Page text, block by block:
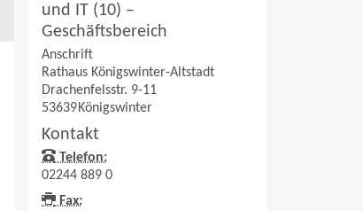
und IT (10) –
Geschäftsbereich
Anschrift
Rathaus Königswinter-Altstadt
Drachenfelsstr. 9-11
53639 Königswinter
Kontakt
Telefon:
02244 889 0
Fax: